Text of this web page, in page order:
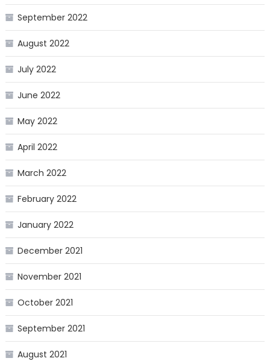
September 2022
August 2022
July 2022
June 2022
May 2022
April 2022
March 2022
February 2022
January 2022
December 2021
November 2021
October 2021
September 2021
August 2021